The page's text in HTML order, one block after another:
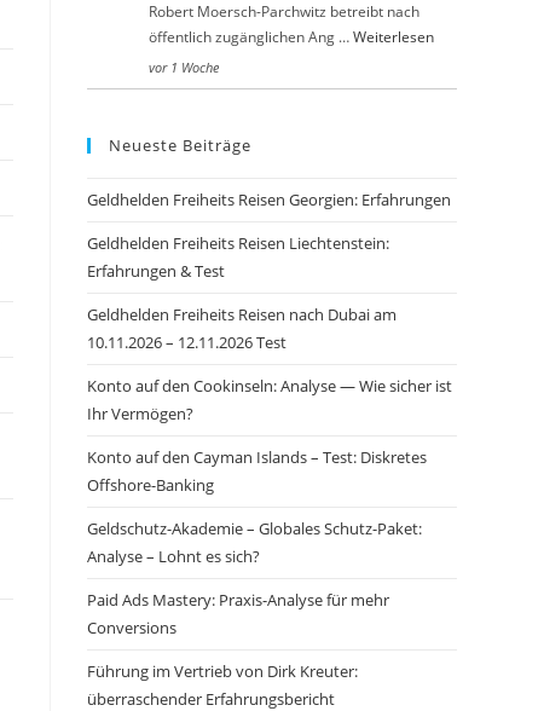
Robert Moersch-Parchwitz betreibt nach
öffentlich zugänglichen Ang …Weiterlesen
vor 1 Woche
Neueste Beiträge
Geldhelden Freiheits Reisen Georgien: Erfahrungen
Geldhelden Freiheits Reisen Liechtenstein:
Erfahrungen & Test
Geldhelden Freiheits Reisen nach Dubai am
10.11.2026 – 12.11.2026 Test
Konto auf den Cookinseln: Analyse — Wie sicher ist
Ihr Vermögen?
Konto auf den Cayman Islands – Test: Diskretes
Offshore-Banking
Geldschutz-Akademie – Globales Schutz-Paket:
Analyse – Lohnt es sich?
Paid Ads Mastery: Praxis-Analyse für mehr
Conversions
Führung im Vertrieb von Dirk Kreuter:
überraschender Erfahrungsbericht